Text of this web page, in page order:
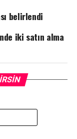
belirlendi
iki satın alma